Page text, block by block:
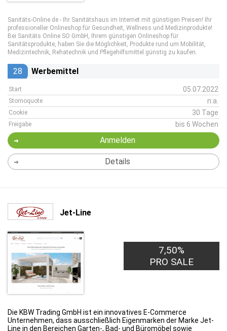
Sanitäts-Online.de - Ihr Sanitätshaus im Internet mit günstigen Preisen! Ihr
professioneller Onlineshop für Gesundheit, Wellness und Medizinprodukte!
Bei Sanitäts Online SO GmbH, Ihrem günstigen Onlineshop für
Sanitätsprodukte, haben Sie die Möglichkeit, Produkte rund um Mobilität,
Medizintechnik, Rehatechnik und Pflegehilfsmittel günstig zu kaufen.
28 Werbemittel
Start 05.07.2022
Stornoquote n.a.
Cookie 30 Tage
Freigabe bis 6 Wochen
Anmelden
Details
Jet-Line
7,50%
PRO SALE
Die KBW Trading GmbH ist ein innovatives E-Commerce
Unternehmen, dass ausschließlich Eigenmarken der Marke Jet-
Line in den Bereichen Garten-, Bad- und Büromöbel sowie